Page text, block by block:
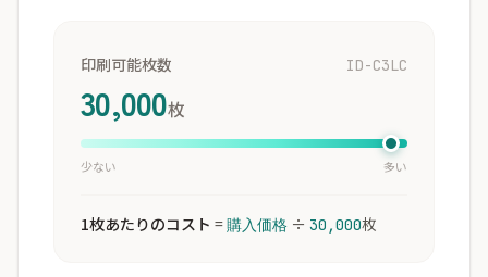
印刷可能枚数
30,000枚
ID-C3LC
少ない 多い
1枚あたりのコスト =購入価格 ÷ 30,000枚